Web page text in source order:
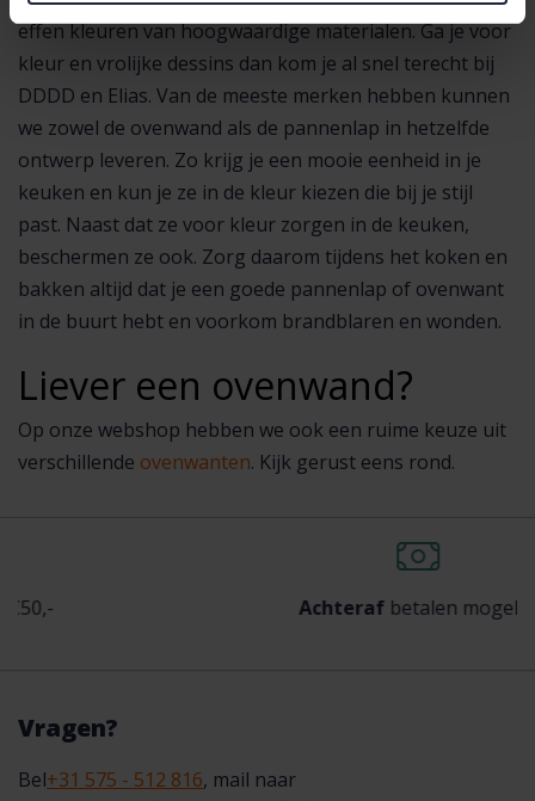
effen kleuren van hoogwaardige materialen. Ga je voor
kleur en vrolijke dessins dan kom je al snel terecht bij
DDDD en Elias. Van de meeste merken hebben kunnen
we zowel de ovenwand als de pannenlap in hetzelfde
ontwerp leveren. Zo krijg je een mooie eenheid in je
keuken en kun je ze in de kleur kiezen die bij je stijl
past. Naast dat ze voor kleur zorgen in de keuken,
beschermen ze ook. Zorg daarom tijdens het koken en
bakken altijd dat je een goede pannenlap of ovenwant
in de buurt hebt en voorkom brandblaren en wonden.
Liever een ovenwand?
Op onze webshop hebben we ook een ruime keuze uit
verschillende ovenwanten. Kijk gerust eens rond.
Achterafbetalen mogelijk
Vragen?
Bel+31 575 - 512 816, mail naar